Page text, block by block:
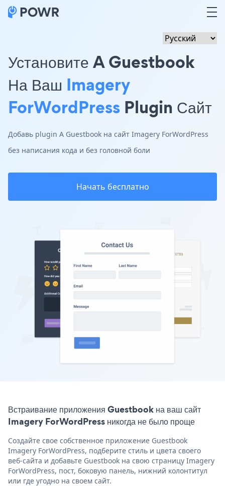
Установите A Guestbook
На Ваш Imagery
ForWordPress Plugin Сайт
Добавь plugin A Guestbook на сайт Imagery ForWordPress
без написания кода и без головной боли
Начать бесплатно
Встраивание приложения Guestbook на ваш сайт
Imagery ForWordPress никогда не было проще
Создайте свое собственное приложение Guestbook
Imagery ForWordPress, подберите стиль и цвета своего
веб-сайта и добавьте Guestbook на свою страницу Imagery
ForWordPress, пост, боковую панель, нижний колонтитул
или где угодно на своем сайт.